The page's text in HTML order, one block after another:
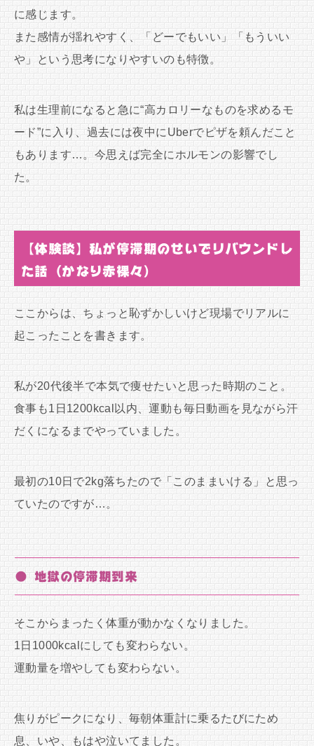
に感じます。
また感情が揺れやすく、「どーでもいい」「もういい
や」という思考になりやすいのも特徴。
私は生理前になると急に“高カロリーなものを求めるモ
ード”に入り、過去には夜中にUberでピザを頼んだこと
もあります…。今思えば完全にホルモンの影響でし
た。
【体験談】私が停滞期のせいでリバウンドし
た話（かなり赤裸々）
ここからは、ちょっと恥ずかしいけど現場でリアルに
起こったことを書きます。
私が20代後半で本気で痩せたいと思った時期のこと。
食事も1日1200kcal以内、運動も毎日動画を見ながら汗
だくになるまでやっていました。
最初の10日で2kg落ちたので「このままいける」と思っ
ていたのですが…。
● 地獄の停滞期到来
そこからまったく体重が動かなくなりました。
1日1000kcalにしても変わらない。
運動量を増やしても変わらない。
焦りがピークになり、毎朝体重計に乗るたびにため
息、いや、もはや泣いてました。